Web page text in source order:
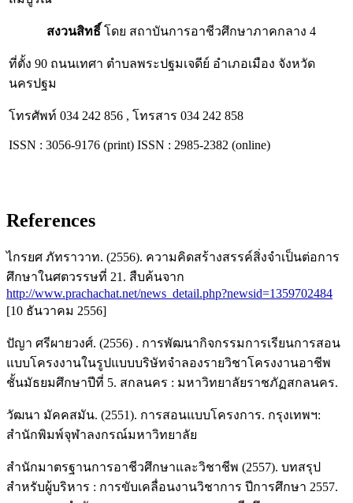
สงวนสิทธิ์ โดย สถาบันการอาชีวศึกษาภาคกลาง 4
ที่ตั้ง 90 ถนนเทศา ตำบลพระปฐมเจดีย์ อำเภอเมือง จังหวัด
นครปฐม
โทรศัพท์ 034 242 856 , โทรสาร 034 242 858
ISSN : 3056-9176 (print) ISSN : 2985-2382 (online)
References
ไกรยศ ภัทราวาท. (2556). ความคิดสร้างสรรค์สิ่งจำเป็นต่อการ
ศึกษาในศตวรรษที่ 21. สืบค้นจาก
http://www.prachachat.net/news_detail.php?newsid=1359702484
[10 ธันวาคม 2556]
ปัญา ศรีผายวงศ์. (2556) . การพัฒนากิจกรรมการเรียนการสอน
แบบโครงงานในรูปแบบบริษัทจำลองรายวิชาโครงงานอาชีพ
ชั้นมัธยมศึกษาปีที่ 5. สกลนคร : มหาวิทยาลัยราชภัฏสกลนคร.
วัฒนา มัคคสมัน. (2551). การสอนแบบโครงการ. กรุงเทพฯ:
สำนักพิมพ์จุฬาลงกรณ์มหาวิทยาลัย
สำนักมาตรฐานการอาชีวศึกษาและวิชาชีพ (2557). บทสรุป
สำหรับผู้บริหาร : การขับเคลื่อนงานวิชาการ ปีการศึกษา 2557.